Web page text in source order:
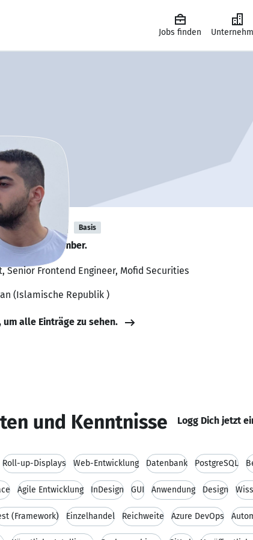
Jobs finden
Basis
new team member.
Senior Frontend Engineer, Mofid Securities
(Islamische Republik )
um alle Einträge zu sehen.
und Kenntnisse Logg Dich jetzt
Roll-up-Displays Web-Entwicklung Datenbank PostgreSQL
Agile Entwicklung InDesign GUI Anwendung Design
(Framework) Einzelhandel Reichweite Azure DevOps